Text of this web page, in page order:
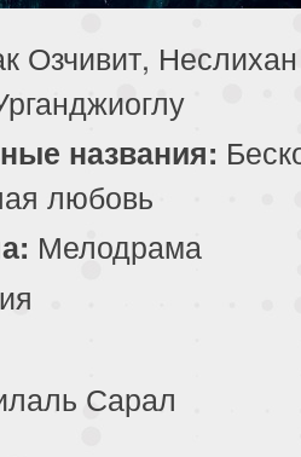
серия 201 серия
серия 205 серия
серия 209 серия
серия 213 серия
217 серия
серия 225 серия
Озчивит,
названия:
любовь
Мелодрама
Сарал